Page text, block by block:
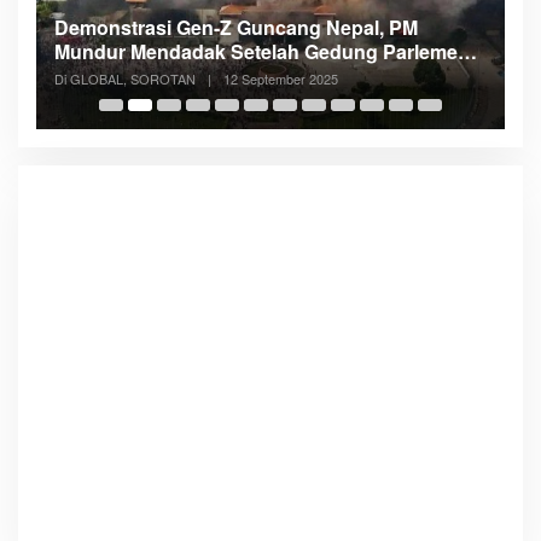
Demonstrasi Gen-Z Guncang Nepal, PM
Mundur Mendadak Setelah Gedung Parlemen
Dibakar
Di GLOBAL, SOROTAN | 12 September 2025